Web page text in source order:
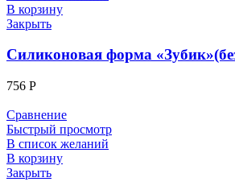
В корзину
Закрыть
Силиконовая форма
756 Р
Сравнение
Быстрый просмотр
В список желаний
В корзину
Закрыть